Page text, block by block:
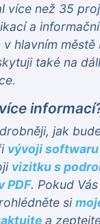
více než 35
a
v hlavním městě
také na
jak
vývoji softwaru
vizitku s
PDF. Pokud
si
a